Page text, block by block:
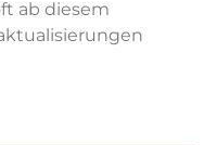
ab diesem